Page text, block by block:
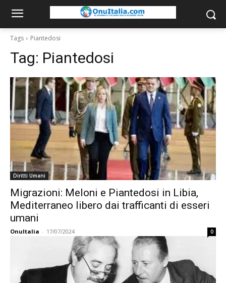
Tags Piantedosi
Tag: Piantedosi
Diritti Umani
Migrazioni: Meloni e Piantedosi in Libia,
Mediterraneo libero dai trafficanti di esseri
umani
OnuItalia - 17/07/2024 0